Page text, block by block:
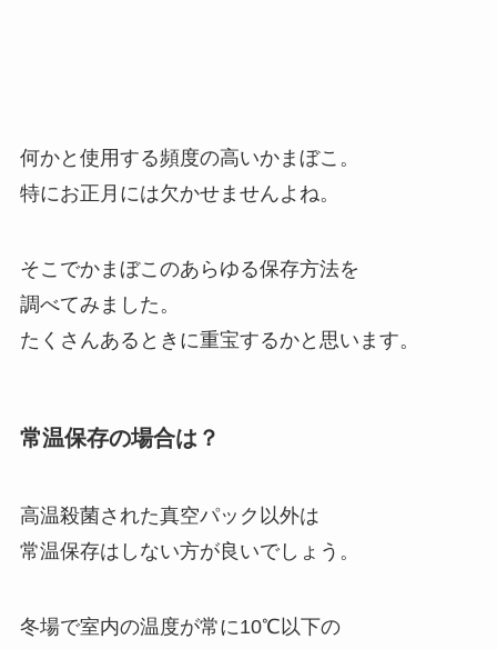
何かと使用する頻度の高いかまぼこ。
特にお正月には欠かせませんよね。
そこでかまぼこのあらゆる保存方法を
調べてみました。
たくさんあるときに重宝するかと思います。
常温保存の場合は？
高温殺菌された真空パック以外は
常温保存はしない方が良いでしょう。
冬場で室内の温度が常に10℃以下の